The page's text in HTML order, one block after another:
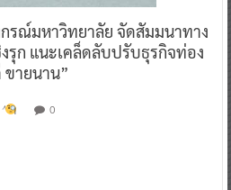
รณ์มหาวิทยาลัย จัดสัมมนาทาง
รุก แนะเคล็ดลับปรับธุรกิจท่อง
ขายนาน”
0